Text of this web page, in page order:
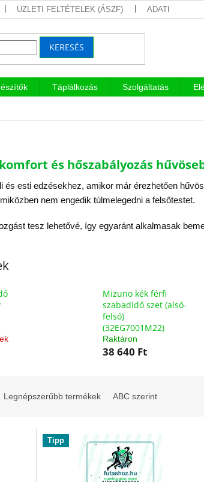
ÜZLETI FELTÉTELEK (ÁSZF)
KERESÉS
Táplálkozás Szolgáltatás
és hőszabályozás
és esti edzésekhez, amikor már érezhetően
nem engedik túlmelegedni a felsőtestet.
tesz lehetővé, így egyaránt alkalmasak
Mizuno kék férfi
szabadidő szet (alsó-
felső)
(32EG7001M22)
Raktáron
38 640 Ft
Legnépszerűbb termékek ABC szerint
Tipp